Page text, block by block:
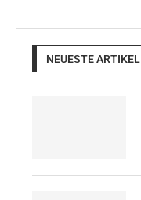
NEUESTE ARTIKEL